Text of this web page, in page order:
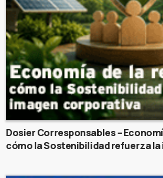
Dosier Corresponsables –
cómo la Sostenibilidad refuerza